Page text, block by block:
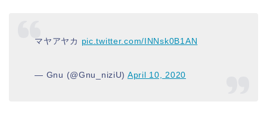
マヤアヤカ pic.twitter.com/INNsk0B1AN
— Gnu (@Gnu_niziU) April 10, 2020